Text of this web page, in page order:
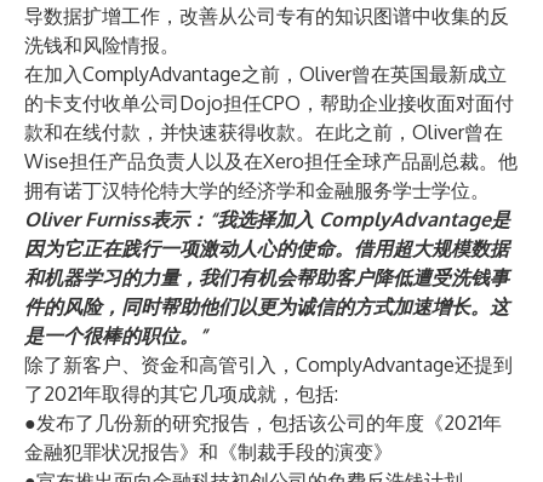
导数据扩增工作，改善从公司专有的知识图谱中收集的反
洗钱和风险情报。
在加入ComplyAdvantage之前，Oliver曾在英国最新成立
的卡支付收单公司Dojo担任CPO，帮助企业接收面对面付
款和在线付款，并快速获得收款。在此之前，Oliver曾在
Wise担任产品负责人以及在Xero担任全球产品副总裁。他
拥有诺丁汉特伦特大学的经济学和金融服务学士学位。
Oliver Furniss表示：“我选择加入 ComplyAdvantage是
因为它正在践行一项激动人心的使命。借用超大规模数据
和机器学习的力量，我们有机会帮助客户降低遭受洗钱事
件的风险，同时帮助他们以更为诚信的方式加速增长。这
是一个很棒的职位。”
除了新客户、资金和高管引入，ComplyAdvantage还提到
了2021年取得的其它几项成就，包括:
●发布了几份新的研究报告，包括该公司的年度 《2021年
金融犯罪状况报告》 和 《制裁手段的演变》